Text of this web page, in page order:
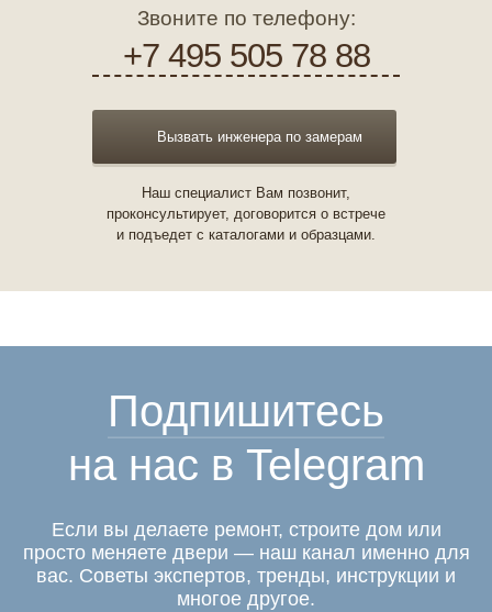
Звоните по телефону:
+7 495 505 78 88
Вызвать инженера по замерам
Наш специалист Вам позвонит,
проконсультирует, договорится о встрече
и подъедет с каталогами и образцами.
Подпишитесь
на нас в Telegram
Если вы делаете ремонт, строите дом или
просто меняете двери — наш канал именно для
вас. Советы экспертов, тренды, инструкции и
многое другое.